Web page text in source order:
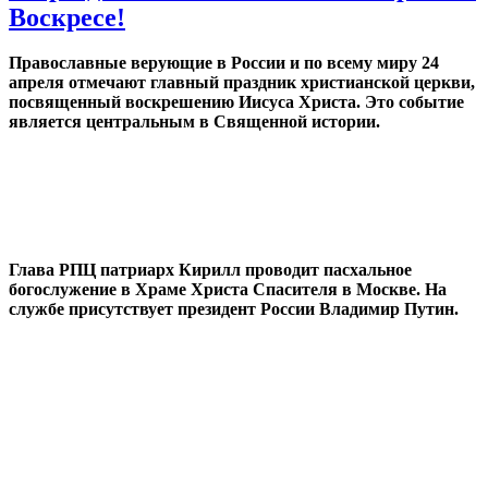
Воскресе!
Православные верующие в России и по всему миру 24
апреля отмечают главный праздник христианской церкви,
посвященный воскрешению Иисуса Христа. Это событие
является центральным в Священной истории.
Глава РПЦ патриарх Кирилл проводит пасхальное
богослужение в Храме Христа Спасителя в Москве. На
службе присутствует президент России Владимир Путин.